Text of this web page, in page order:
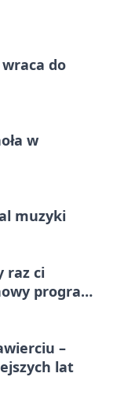
do
w
muzyki
raz ci
program
–
lat